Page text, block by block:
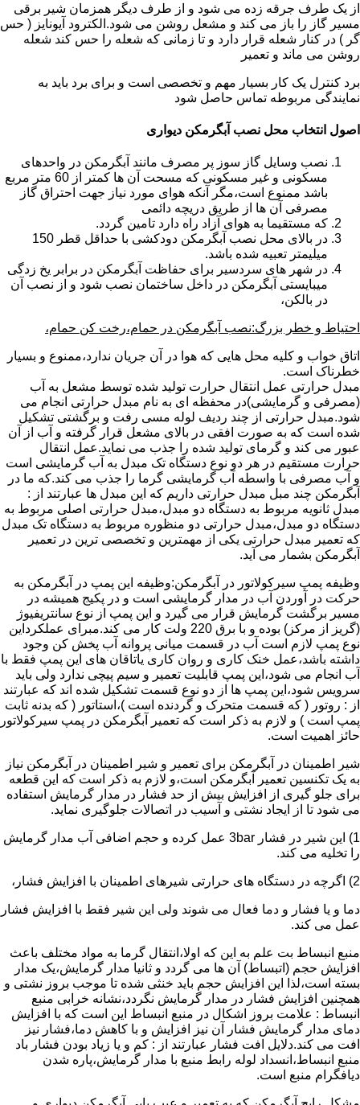
از یک طرف جرقه زده می شود و از طرف دیگر همزمان شیر برقی
مسیر گاز را باز می کند و مشعل روشن می شود.الکترود آیونایز ( حس
گر ) در کنار شعله قرار دارد و تا زمانی که شعله را حس کند شعله
روشن می ماند و تعمیر
برد کنترل یک کار بسیار مهم و تخصصی است و برای برد باید به
نمایندگی مربوطه تماس حاصل شود
اصول انتخاب محل نصب آبگرمکن دیواری
نصب وسایل گاز سوز پر مصرف مانند آبگرمکن در واحدهای
مسکونی و غیر مسکونی که مسحت آن ها کمتر از 60 متر مربع
باشد ممنوع است،مگر آنکه هوای مورد نیاز جهت احتراق گاز
مصرفی آن ها از طریق دریچه دائمی
که مستقیما به هوای آزاد راه دارد تامین گردد.
در بالای محل نصب آبگرمکن دودکشی با حداقل قطر 150
میلیمتر تعبیه شده باشد.
در شهر های سردسیر برای حفاظت آبگرمکن در برابر یخ زدگی
میبایستی آبگرمکن در داخل ساختمان نصب شود و از نصب آن
در بالکن،
احتیاط و خطر بزرگ:نصب آبگرمکن در حمام،رخت کن حمام،
اتاق خواب و کلیه محل هایی که هوا در آن جریان ندارد،ممنوع و بسیار
خطرناک است.
مبدل حرارتی عمل انتقال حرارت تولید شده توسط مشعل به آب
(مصرفی و گرمایشی)در محفظه ای به نام مبدل حرارتی انجام می
شود.مبدل حرارتی از چند ردیف لوله مسی رفت و برگشتی تشکیل
شده است که به صورت افقی در بالای مشعل قرار گرفته و آب از آن
عبور می کند و گرمای تولید شده را جذب می نماید.عمل انتقال
حرارت مستقیم در هر دو نوع دستگاه تک مبدل به آب گرمایشی است
و آب مصرفی با واسطه آب گرمایشی گرما را جذب می کند.که ما در
آبگرمکن چند مبل مبدل حرارتی داریم که این مبدل ها عبارتند از :
مبدل ثانویه مربوط به دستگاه دو مبدل،مبدل حرارتی اصلی مربوط به
دستگاه دو مبدل،مبدل حرارتی دو منظوره مربوط به دستگاه تک مبدل
که تعمیر مبدل حرارتی یکی از مهمترین و تخصصی ترین در تعمیر
آبگرمکن بشمار می آید.
وظیفه پمپ سیرکولاتور در آبگرمکن:وظیفه این پمپ در آبگرمکن به
حرکت در آوردن آب در مدار گرمایشی است و در پکیج همیشه در
مسیر برگشت گرمایش قرار می گیرد و این پمپ از نوع سانتریفیوژ
(گریز از مرکز) بوده و با برق 220 ولت کار می کند.مبرای عملکرداین
نوع پمپ لازم است آب در قسمت میانی پروانه آب پخش کن وجود
داشته باشد،عمل خنک کاری و روان کاری یاتاقان های این پمپ فقط با
آب انجام می شود،این پمپ قابلیت تعمیر و سیم پیچی ندارد ولی باید
سرویس شود،این پمپ ها از دو نوع قسمت تشکیل شده اند که عبارتند
از : روتور ( که قسمت متحرک و گردنده است )،استاتور ( که بدنه ثابت
پمپ است ) و لازم به ذکر است که تعمیر آبگرمکن در پمپ سیرکولاتور
حائز اهمیت است.
شیر اطمینان در آبگرمکن برای تعمیر و شیر اطمینان در آبگرمکن نیاز
به یک تکنسین تعمیر آبگرمکن است،و لازم به ذکر است که این قطعه
برای جلو گیری از افزایش بیش از حد فشار در مدار گرمایش استفاده
می شود تا از ایجاد نشتی و آسیب در اتصالات جلوگیری نماید.
1) این شیر در فشار 3bar عمل کرده و حجم اضافی آب مدار گرمایش
را تخلیه می کند.
2) اگرچه در دستگاه های حرارتی شیرهای اطمینان با افزایش فشار،
دما و یا فشار و دما فعال می شوند ولی این شیر فقط با افزایش فشار
عمل می کند.
منبع انبساط بت علم به این که اولا،انتقال گرما به مواد مختلف باعث
افزایش حجم (اتبساط) آن ها می گردد و ثانیا مدار گرمایش،یک مدار
بسته است،لذا این افزایش حجم باید خنثی شده تا موجب بروز نشتی و
همچنین افزایش فشار در مدار گرمایش نگردد،نشانه خرابی منبع
انبساط : علامت بروز اشکال در منبع انبساط این است که با افزایش
دمای مدار گرمایش فشار آن نیز افزایش و با کاهش دما،فشار نیز
افت می کند.دلایل افت فشار عبارتند از : کم و یا زیاد بودن فشار باد
منبع انبساط،انسداد لوله رابط منبع با مدار گرمایش،پاره شدن
دیافگرام منبع است.